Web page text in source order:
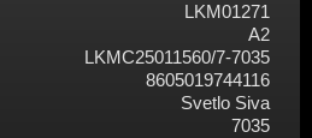
LKM01271
A2
LKMC25011560/7-7035
8605019744116
Svetlo Siva
7035